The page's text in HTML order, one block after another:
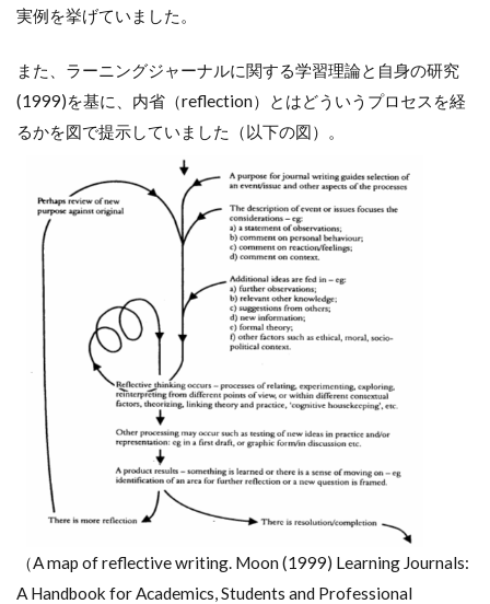
実例を挙げていました。
また、ラーニングジャーナルに関する学習理論と自身の研究
(1999)を基に、内省（reflection）とはどういうプロセスを経
るかを図で提示していました（以下の図）。
（A map of reflective writing. Moon (1999) Learning Journals:
A Handbook for Academics, Students and Professional